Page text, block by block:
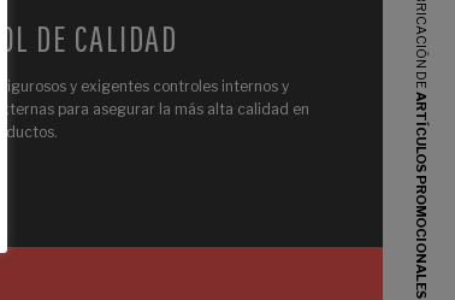
ARTÍCULOS PROMOCIONALES
DE CALIDAD
rigurosos y exigentes controles internos y
para asegurar la más alta calidad en